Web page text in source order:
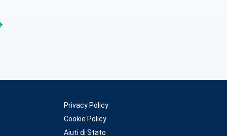
Privacy Policy
Cookie Policy
Aiuti di Stato